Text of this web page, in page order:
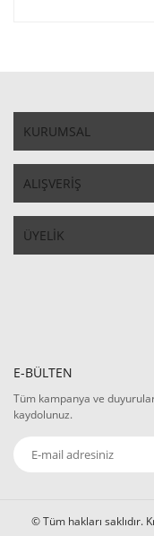
KURUMSAL
ALIŞVERİŞ
ÜYELİK
E-BÜLTEN
Tüm kampanya ve
kaydolunuz.
© Tüm hakları saklıdır.